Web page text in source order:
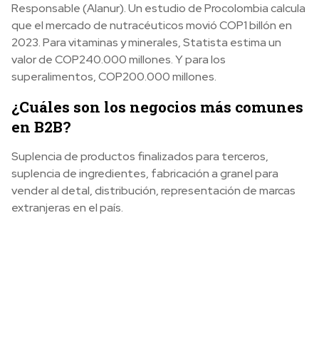
Responsable (Alanur). Un estudio de Procolombia calcula
que el mercado de nutracéuticos movió COP1 billón en
2023. Para vitaminas y minerales, Statista estima un
valor de COP240.000 millones. Y para los
superalimentos, COP200.000 millones.
¿Cuáles son los negocios más comunes
en B2B?
Suplencia de productos finalizados para terceros,
suplencia de ingredientes, fabricación a granel para
vender al detal, distribución, representación de marcas
extranjeras en el país.